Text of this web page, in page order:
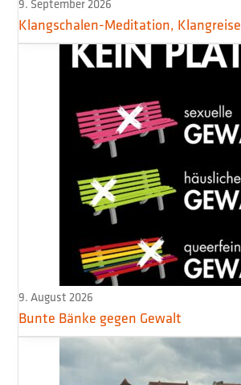
9. September 2026
Klangschalen-Meditation, Klangreise
9. August 2026
Bunte Bänke gegen Gewalt